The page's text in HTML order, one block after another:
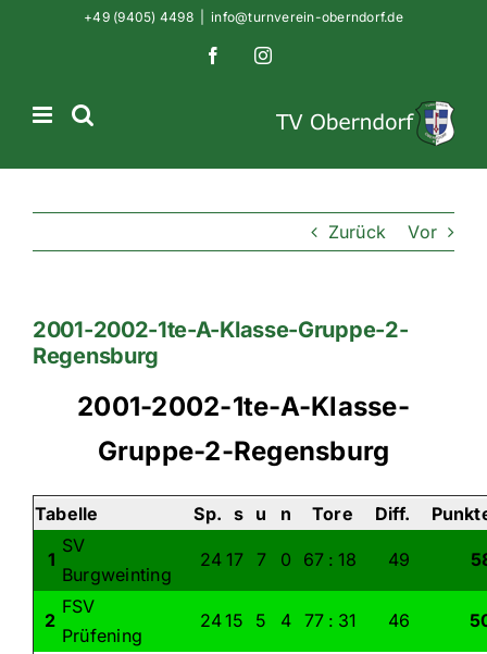
+49 (9405) 4498 info@turnverein-oberndorf.de
FacebookInstagram
Zurück Vor
2001-2002-1te-A-Klasse-Gruppe-2-
Regensburg
2001-2002-1te-A-Klasse-
Gruppe-2-Regensburg
Tabelle Sp. s u n Tore Diff.
1
SV
Burgweinting
24 17 7 0 67 : 18 49
2
FSV
Prüfening
2415 5 4 77 : 31 46